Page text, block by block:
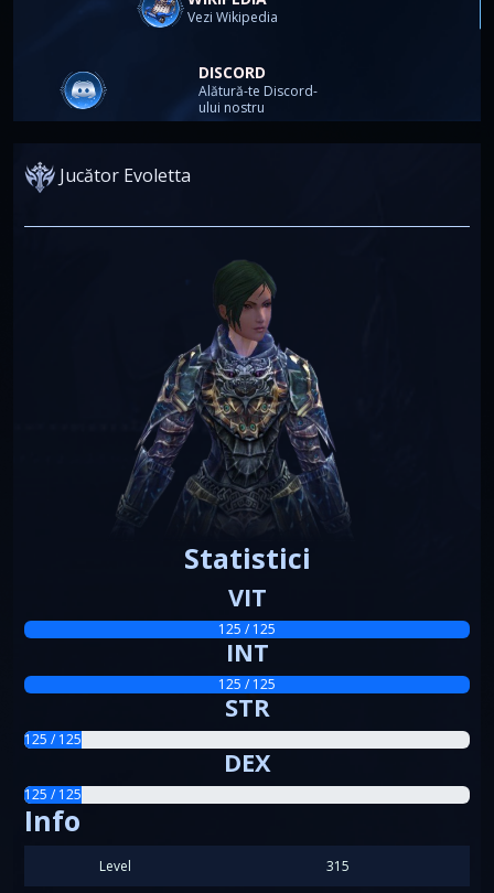
Vezi Wikipedia
DISCORD
Alătură-te Discord-
ului nostru
Jucător Evoletta
Statistici
VIT
125 / 125
INT
125 / 125
STR
125 / 125
DEX
125 / 125
Info
Level 315